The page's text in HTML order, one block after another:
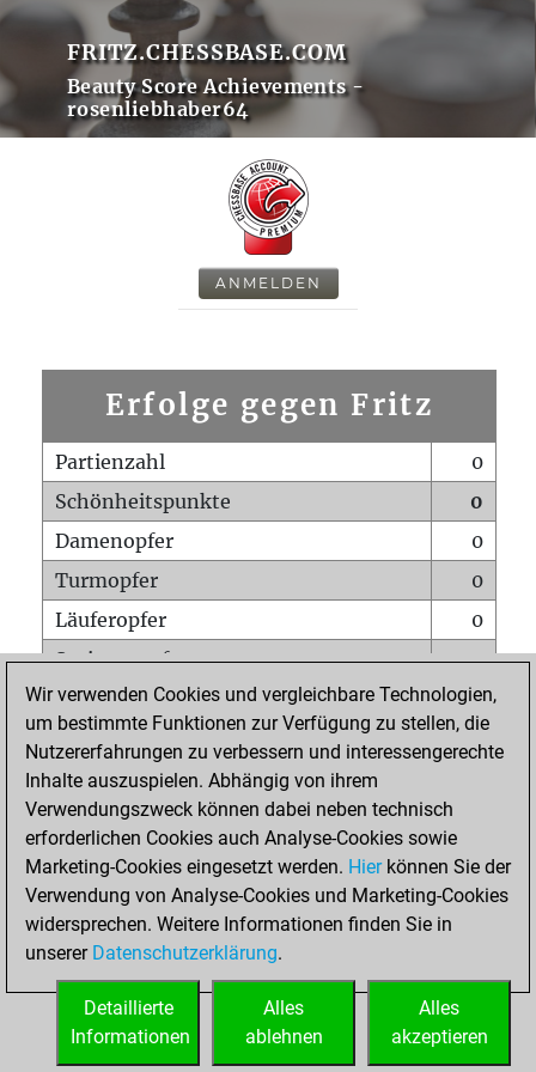
FRITZ.CHESSBASE.COM
Beauty Score Achievements -
rosenliebhaber64
ANMELDEN
Erfolge gegen Fritz
Partienzahl
0
Schönheitspunkte
0
Damenopfer
0
Turmopfer
0
Läuferopfer
0
Springeropfer
0
Bauernopfer
0
Matt auf vollem Brett
0
Bauer setzt Matt
Erstickte Matts
Unterverwandlungen
0
Türme auf der siebten
0
STARTSEITE
Wir verwenden Cookies und vergleichbare Technologien,
um bestimmte Funktionen zur Verfügung zu stellen, die
Nutzererfahrungen zu verbessern und interessengerechte
Inhalte auszuspielen. Abhängig von ihrem
Verwendungszweck können dabei neben technisch
erforderlichen Cookies auch Analyse-Cookies sowie
Marketing-Cookies eingesetzt werden. Hierkönnen Sie der
Verwendung von Analyse-Cookies und Marketing-Cookies
widersprechen. Weitere Informationen finden Sie in
unserer Datenschutzerklärung.
Alles
akzeptieren
Alles
ablehnen
Detaillierte
Informationen